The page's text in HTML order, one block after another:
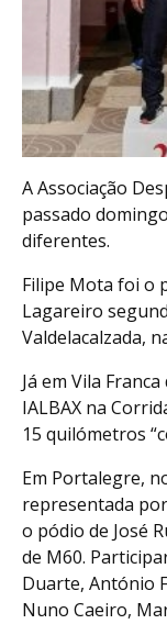
A Associação
passado
diferentes.
Filipe Mota foi o
Lagareiro
Valdelacalzada,
Já em Vila
IALBAX na
15 quilómetros
Em Portalegre,
representada
o pódio de José
de M60.
Duarte, António
Nuno Caeiro,